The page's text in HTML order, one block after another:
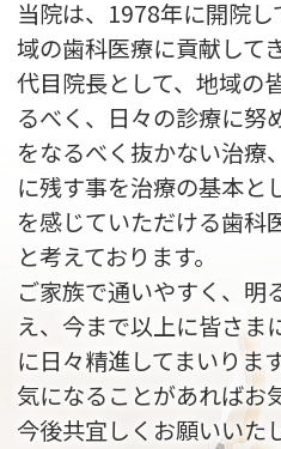
当院は、1978年に開院
域の歯科医療に貢献して
代目院長として、地域の
るべく、日々の診療に努
をなるべく抜かない治療
に残す事を治療の基本と
を感じていただける歯科
と考えております。
ご家族で通いやすく、明
え、今まで以上に皆さま
に日々精進してまいります
気になることがあればお
今後共宜しくお願いいた